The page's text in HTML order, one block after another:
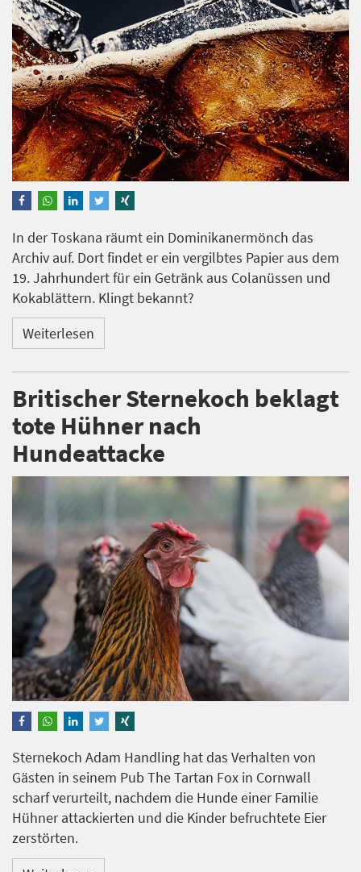
In der Toskana räumt ein Dominikanermönch das
Archiv auf. Dort findet er ein vergilbtes Papier aus dem
19. Jahrhundert für ein Getränk aus Colanüssen und
Kokablättern. Klingt bekannt?
Weiterlesen
Britischer Sternekoch beklagt
tote Hühner nach
Hundeattacke
Sternekoch Adam Handling hat das Verhalten von
Gästen in seinem Pub The Tartan Fox in Cornwall
scharf verurteilt, nachdem die Hunde einer Familie
Hühner attackierten und die Kinder befruchtete Eier
zerstörten.